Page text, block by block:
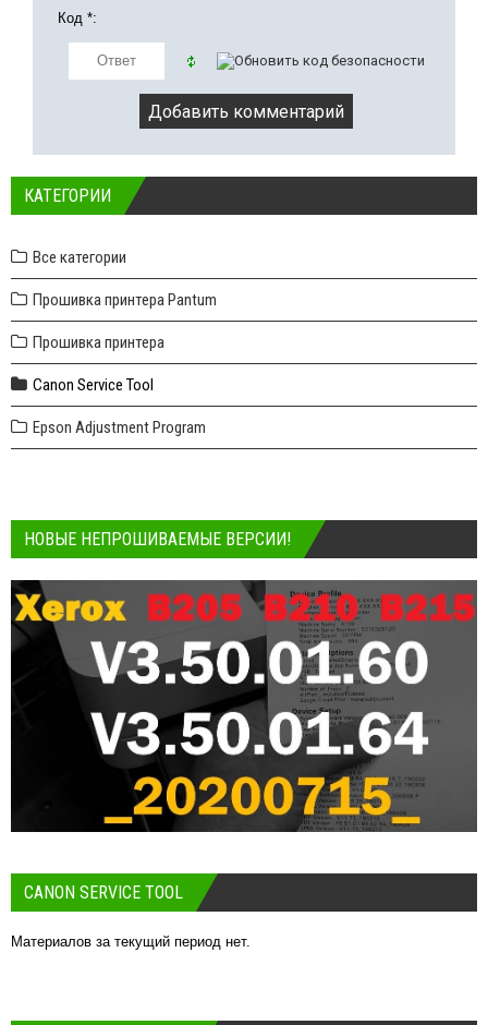
Код *:
КАТЕГОРИИ
Все категории
Прошивка принтера Pantum
Прошивка принтера
Canon Service Tool
Epson Adjustment Program
НОВЫЕ НЕПРОШИВАЕМЫЕ ВЕРСИИ!
CANON SERVICE TOOL
Материалов за текущий период нет.